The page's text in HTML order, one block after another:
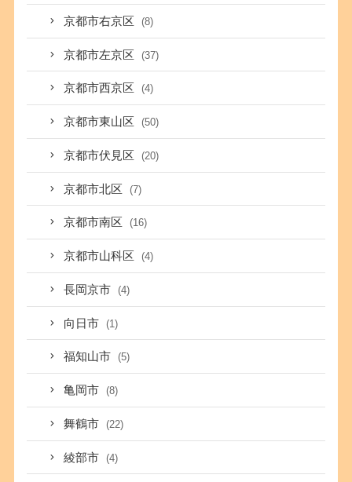
京都市右京区 (8)
京都市左京区 (37)
京都市西京区 (4)
京都市東山区 (50)
京都市伏見区 (20)
京都市北区 (7)
京都市南区 (16)
京都市山科区 (4)
長岡京市 (4)
向日市 (1)
福知山市 (5)
亀岡市 (8)
舞鶴市 (22)
綾部市 (4)